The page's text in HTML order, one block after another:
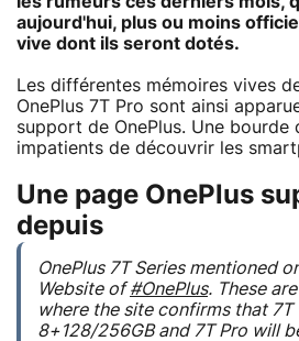
aujourd'hui, plus ou moins
vive dont ils seront dotés.
Les différentes mémoires vives
OnePlus 7T Pro sont ainsi
support de OnePlus. Une
impatients de découvrir les
Une page OnePlus
depuis
OnePlus 7T Series mentioned
Website of#OnePlus. These
where the site confirms that 7T
8+128/256GB and 7T Pro will